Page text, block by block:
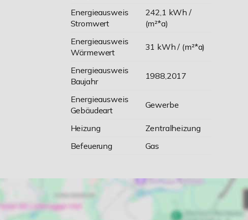
Energieausweis
Stromwert
242,1 kWh /
(m²*a)
Energieausweis
Wärmewert
31 kWh / (m²*a)
Energieausweis
Baujahr
1988,2017
Energieausweis
Gebäudeart
Gewerbe
Heizung
Zentralheizung
Befeuerung
Gas